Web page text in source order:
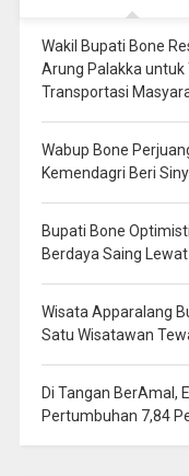
Wakil Bupati Bone
Arung Palakka
Transportasi
Wabup Bone
Kemendagri Beri
Bupati Bone
Berdaya Saing
Wisata Apparalang
Satu Wisatawan
Di Tangan BerAmal,
Pertumbuhan 7,84